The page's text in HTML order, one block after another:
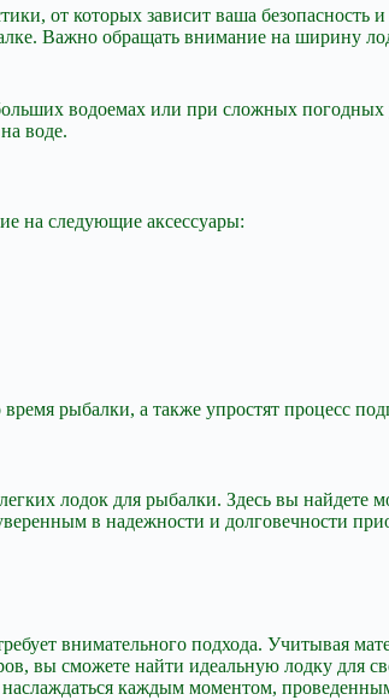
от которых зависит ваша
Важно обращать внимание на ширину
водоемах или при сложных
воде.
на следующие аксессуары:
рыбалки, а также упростят процесс
лодок для рыбалки. Здесь вы найдете
в надежности и долговечности
внимательного подхода. Учитывая
вы сможете найти идеальную лодку
каждым моментом,